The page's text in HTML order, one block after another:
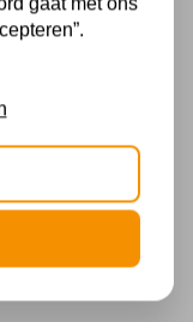
Meerkleurig